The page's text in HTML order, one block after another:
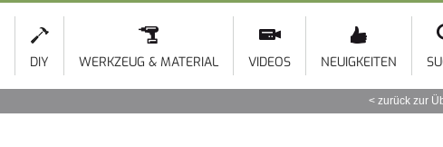
DIY WERKZEUG & MATERIAL VIDEOS NEUIGKEITEN
zurück zur